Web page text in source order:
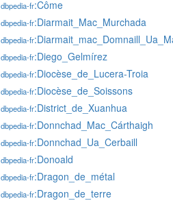
dbpedia-fr:Côme
dbpedia-fr:Diarmait_Mac_Murchada
dbpedia-fr
dbpedia-fr:Diego_Gelmírez
dbpedia-fr:Diocèse_de_Lucera-Troia
dbpedia-fr:Diocèse_de_Soissons
dbpedia-fr:District_de_Xuanhua
dbpedia-fr:Donnchad_Mac_Cárthaigh
dbpedia-fr:Donnchad_Ua_Cerbaill
dbpedia-fr:Donoald
dbpedia-fr:Dragon_de_métal
dbpedia-fr:Dragon_de_terre